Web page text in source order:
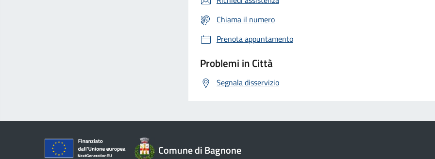
Chiama il numero
Prenota appuntamento
Problemi in Città
Segnala disservizio
Comune di Bagnone